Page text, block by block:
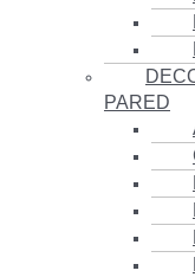
PARED